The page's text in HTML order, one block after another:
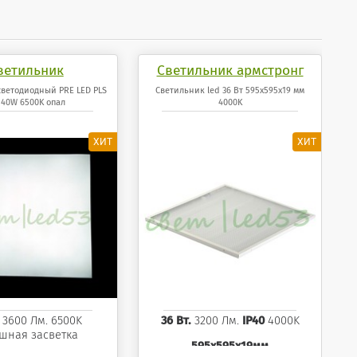
PRE LED
40W 6500K опал
PRE LED PLS
40W 6500K опал
3600 Лм. 6500K
засветка
Светильник армстронг
светодиодный 36 Вт
595x595x19 мм панель
Светильник led 36 Вт 595x595x19 мм
4000K
36 Вт.3200 Лм. IP404000K
595x595x19мм